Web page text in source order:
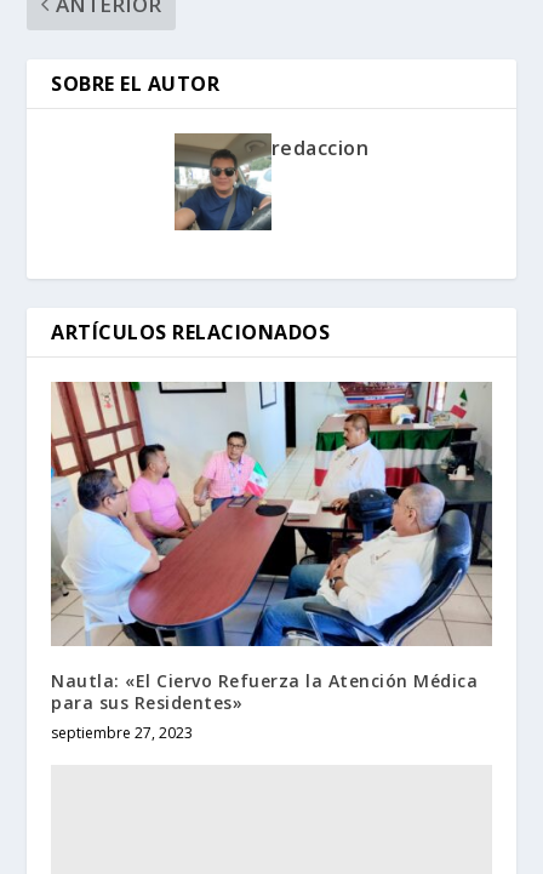
SOBRE EL AUTOR
redaccion
ARTÍCULOS RELACIONADOS
Nautla: «El Ciervo Refuerza la Atención Médica
para sus Residentes»
septiembre 27, 2023